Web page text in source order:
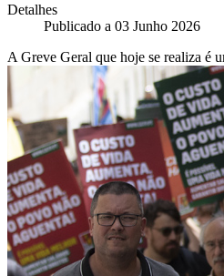
Detalhes
Publicado a 03 Junho 2026
A Greve Geral que hoje se realiza é